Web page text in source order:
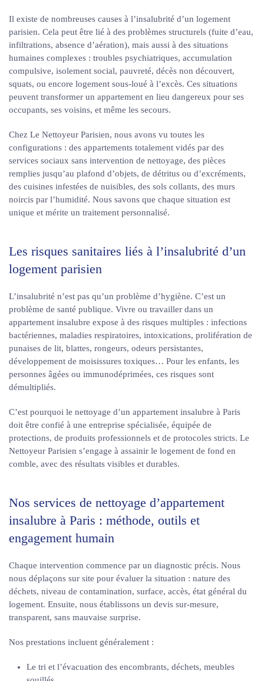
Il existe de nombreuses causes à l’insalubrité d’un logement
parisien. Cela peut être lié à des problèmes structurels (fuite d’eau,
infiltrations, absence d’aération), mais aussi à des situations
humaines complexes : troubles psychiatriques, accumulation
compulsive, isolement social, pauvreté, décès non découvert,
squats, ou encore logement sous-loué à l’excès. Ces situations
peuvent transformer un appartement en lieu dangereux pour ses
occupants, ses voisins, et même les secours.
Chez Le Nettoyeur Parisien, nous avons vu toutes les
configurations : des appartements totalement vidés par des
services sociaux sans intervention de nettoyage, des pièces
remplies jusqu’au plafond d’objets, de détritus ou d’excréments,
des cuisines infestées de nuisibles, des sols collants, des murs
noircis par l’humidité. Nous savons que chaque situation est
unique et mérite un traitement personnalisé.
Les risques sanitaires liés à l’insalubrité d’un
logement parisien
L’insalubrité n’est pas qu’un problème d’hygiène. C’est un
problème de santé publique. Vivre ou travailler dans un
appartement insalubre expose à des risques multiples : infections
bactériennes, maladies respiratoires, intoxications, prolifération de
punaises de lit, blattes, rongeurs, odeurs persistantes,
développement de moisissures toxiques… Pour les enfants, les
personnes âgées ou immunodéprimées, ces risques sont
démultipliés.
C’est pourquoi le nettoyage d’un appartement insalubre à Paris
doit être confié à une entreprise spécialisée, équipée de
protections, de produits professionnels et de protocoles stricts. Le
Nettoyeur Parisien s’engage à assainir le logement de fond en
comble, avec des résultats visibles et durables.
Nos services de nettoyage d’appartement
insalubre à Paris : méthode, outils et
engagement humain
Chaque intervention commence par un diagnostic précis. Nous
nous déplaçons sur site pour évaluer la situation : nature des
déchets, niveau de contamination, surface, accès, état général du
logement. Ensuite, nous établissons un devis sur-mesure,
transparent, sans mauvaise surprise.
Nos prestations incluent généralement :
Le tri et l’évacuation des encombrants, déchets, meubles